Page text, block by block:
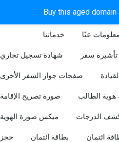
Buy this aged
خدماتنا معلومات عنّا
شهادة تسجيل تجاري تأشيرة سفر
صفحات جواز السفر الأخرى
صورة تصريح الإقامة هوية الطالب
ميكس صورة الهوية الدرجات
حجز بطاقة ائتمان ائتمان